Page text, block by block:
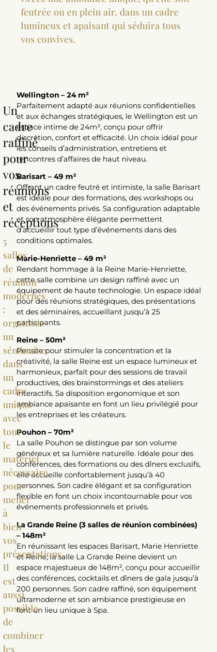
feutrée ou en plein air, dans un cadre
lumineux et apaisant qui séduira tous
vos convives.
Wellington – 24 m²
Parfaitement adapté aux réunions confidentielles
et aux échanges stratégiques, le Wellington est un
espace intime de 24m², conçu pour offrir
discrétion, confort et efficacité. Un choix idéal pour
les conseils d’administration, entretiens et
rencontres d’affaires de haut niveau.
Barisart – 49 m²
Offrant un cadre feutré et intimiste, la salle Barisart
est idéale pour des formations, des workshops ou
des événements privés. Sa configuration adaptable
et son atmosphère élégante permettent
d’accueillir tout type d’événements dans des
conditions optimales.
Marie-Henriette – 49 m²
Rendant hommage à la Reine Marie-Henriette,
cette salle combine un design raffiné avec un
équipement de haute technologie. Un espace idéal
pour des réunions stratégiques, des présentations
et des séminaires, accueillant jusqu’à 25
participants.
Reine – 50m²
Pensée pour stimuler la concentration et la
créativité, la salle Reine est un espace lumineux et
harmonieux, parfait pour des sessions de travail
productives, des brainstormings et des ateliers
interactifs. Sa disposition ergonomique et son
ambiance apaisante en font un lieu privilégié pour
les entreprises et les créateurs.
Pouhon – 70m²
La salle Pouhon se distingue par son volume
généreux et sa lumière naturelle. Idéale pour des
conférences, des formations ou des dîners exclusifs,
elle accueille confortablement jusqu’à 40
personnes. Son cadre élégant et sa configuration
flexible en font un choix incontournable pour vos
événements professionnels et privés.
La Grande Reine (3 salles de réunion combinées)
– 148m²
En réunissant les espaces Barisart, Marie Henriette
et Reine, la salle La Grande Reine devient un
espace majestueux de 148m², conçu pour accueillir
des conférences, cocktails et dîners de gala jusqu’à
200 personnes. Son cadre raffiné, son équipement
ultramoderne et son ambiance prestigieuse en
font un lieu unique à Spa.
Un
cadre
raffiné
pour
vos
réunions
et
réceptions
5
salles
de
réunion
modernes
:
organisez
un
séminaire
dans
un
cadre
unique
avec
tout
le
matériel
nécessaire
pour
mener
à
bien
vos
présentations.
Il
est
aussi
possible
de
combiner
les